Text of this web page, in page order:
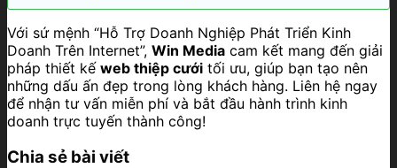
Với sứ mệnh “Hỗ Trợ Doanh Nghiệp Phát Triển Kinh
Doanh Trên Internet”, Win Media cam kết mang đến giải
pháp thiết kế web thiệp cưới tối ưu, giúp bạn tạo nên
những dấu ấn đẹp trong lòng khách hàng. Liên hệ ngay
để nhận tư vấn miễn phí và bắt đầu hành trình kinh
doanh trực tuyến thành công!
Chia sẻ bài viết